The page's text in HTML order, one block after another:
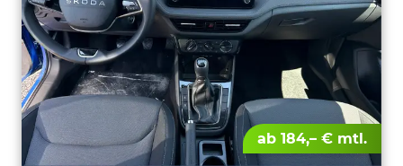
ab 184,– € mtl.